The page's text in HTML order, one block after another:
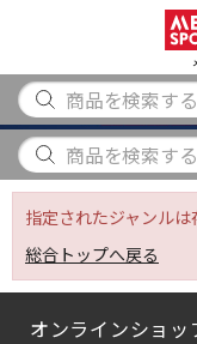
ア
か
指定されたジャンルは
総合トップへ戻る
オンラインショッ